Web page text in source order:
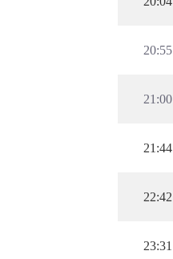
20:55
21:00
21:44
22:42
23:31